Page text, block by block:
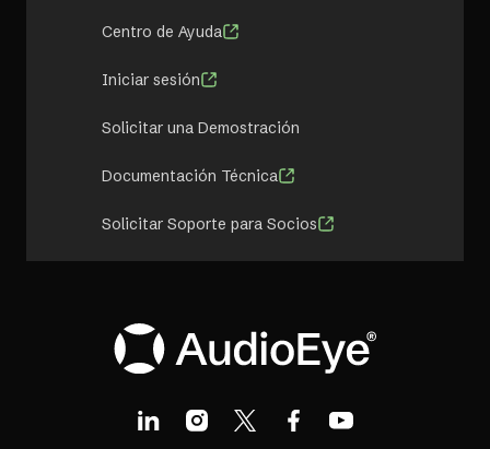
Centro de Ayuda
Iniciar sesión
Solicitar una Demostración
Documentación Técnica
Solicitar Soporte para Socios